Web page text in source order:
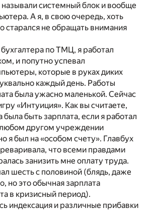
системный блок и вообще
А я, в свою очередь, хоть
старался не обращать внимания
по ТМЦ, я работал
и попутно успевал
которые в руках диких
каждый день. Работы
была ужасно маленькой. Сейчас
«Интуиция». Как вы считаете,
быть зарплата, если я работал
другом учреждении
я был на «особом счету». Главбух
что всеми правдами
занизить мне оплату труда.
шесть с половиной (блядь, даже
но это обычная зарплата
в кризисный период).
индексация и различные прибавки